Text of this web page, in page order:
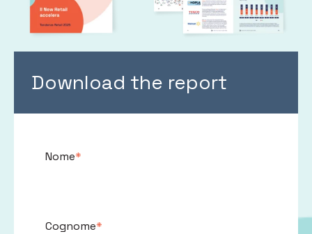
Download the report
Nome*
Cognome*